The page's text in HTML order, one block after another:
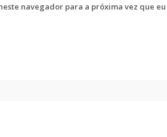
navegador para a próxima vez que